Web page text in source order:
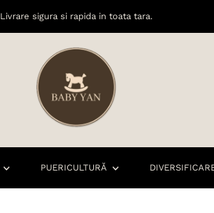
Livrare sigura si rapida in toata tara.
PUERICULTURĂ